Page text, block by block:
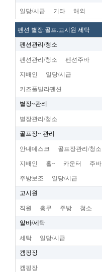
일당/시급 기타 해외
펜션 별장.골프.고시원 세탁
펜션관리/청소
펜션관리/청소 펜션주바
지배인 일당/시급
키즈풀빌라펜션
별장~관리
별장관리/청소
골프장~ 관리
안내데스크 골프장관리/청소
지배인 홀~ 카운터 주바
주방보조 일당/시급
고시원
직원 총무 주방 청소
알바/세탁
세탁 일당/시급
캠핑장
캠핑장